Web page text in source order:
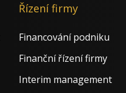
Řízení firmy
Financování podniku
Finanční řízení firmy
Interim management